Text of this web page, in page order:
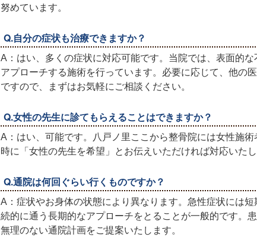
努めています。
Q.自分の症状も治療できますか？
A：はい、多くの症状に対応可能です。当院では、表面的
アプローチする施術を行っています。必要に応じて、他の
ですので、まずはお気軽にご相談ください。
Q.女性の先生に診てもらえることはできますか？
A：はい、可能です。八戸ノ里ここから整骨院には女性施
時に「女性の先生を希望」とお伝えいただければ対応いた
Q.通院は何回ぐらい行くものですか？
A：症状やお身体の状態により異なります。急性症状には
続的に通う長期的なアプローチをとることが一般的です。
無理のない通院計画をご提案いたします。